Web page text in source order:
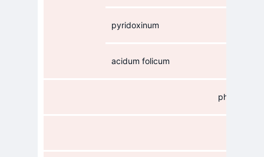
pyridoxinum
acidum folicum
phosphorus